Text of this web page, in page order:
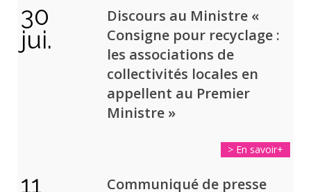
30
jui.
Discours au Ministre «
Consigne pour recyclage :
les associations de
collectivités locales en
appellent au Premier
Ministre »
> En savoir+
11
Communiqué de presse